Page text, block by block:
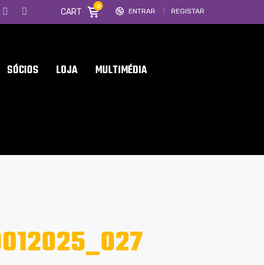
ENTRAR REGISTAR
CART
0
SÓCIOS LOJA MULTIMÉDIA